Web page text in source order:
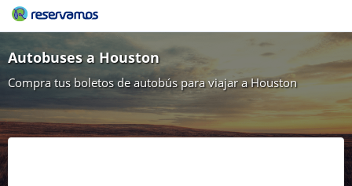
Autobuses a Houston
Compra tus boletos de autobús para viajar a Houston